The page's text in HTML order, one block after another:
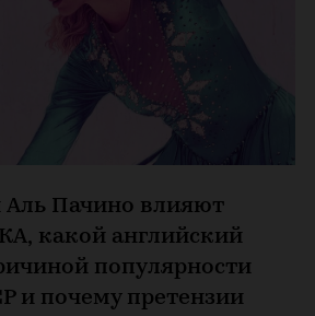
Аль Пачино влияют
какой английский
популярности
и почему претензии